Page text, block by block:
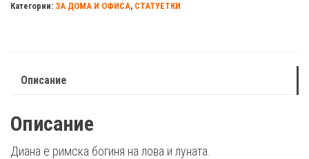
Категории: ЗА ДОМА И ОФИСА, СТАТУЕТКИ
Описание
Описание
Диана е римска богиня на лова и луната.